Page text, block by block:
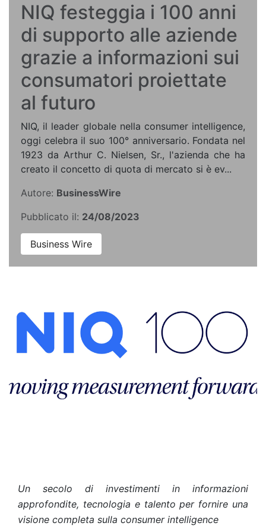
NIQ festeggia i 100 anni
di supporto alle aziende
grazie a informazioni sui
consumatori proiettate
al futuro
NIQ, il leader globale nella consumer intelligence,
oggi celebra il suo 100° anniversario. Fondata nel
1923 da Arthur C. Nielsen, Sr., l'azienda che ha
creato il concetto di quota di mercato si è ev...
Autore: BusinessWire
Pubblicato il: 24/08/2023
Business Wire
Un secolo di investimenti in informazioni
approfondite, tecnologia e talento per fornire una
visione completa sulla consumer intelligence